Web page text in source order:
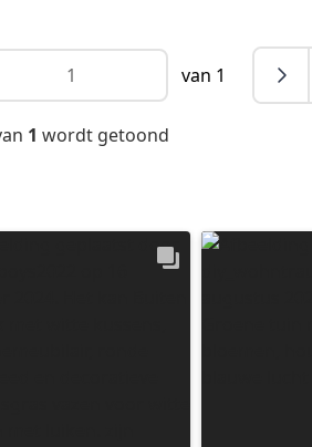
van 1
1 wordt getoond